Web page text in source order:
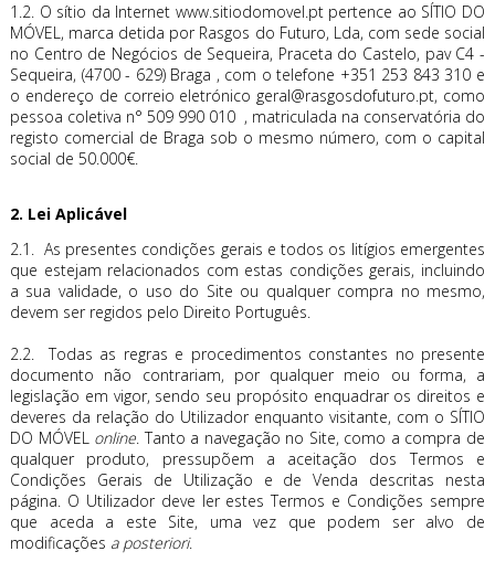
1.2. O sítio da Internet www.sitiodomovel.pt pertence ao SÍTIO DO
MÓVEL, marca detida por Rasgos do Futuro, Lda, com sede social
no Centro de Negócios de Sequeira, Praceta do Castelo, pav C4 -
Sequeira, (4700 - 629) Braga , com o telefone +351 253 843 310 e
o endereço de correio eletrónico geral@rasgosdofuturo.pt, como
pessoa coletiva n° 509 990 010 , matriculada na conservatória do
registo comercial de Braga sob o mesmo número, com o capital
social de 50.000€.
2. Lei Aplicável
2.1. As presentes condições gerais e todos os litígios emergentes
que estejam relacionados com estas condições gerais, incluindo
a sua validade, o uso do Site ou qualquer compra no mesmo,
devem ser regidos pelo Direito Português.
2.2. Todas as regras e procedimentos constantes no presente
documento não contrariam, por qualquer meio ou forma, a
legislação em vigor, sendo seu propósito enquadrar os direitos e
deveres da relação do Utilizador enquanto visitante, com o SÍTIO
DO MÓVEL online. Tanto a navegação no Site, como a compra de
qualquer produto, pressupõem a aceitação dos Termos e
Condições Gerais de Utilização e de Venda descritas nesta
página. O Utilizador deve ler estes Termos e Condições sempre
que aceda a este Site, uma vez que podem ser alvo de
modificações a posteriori.